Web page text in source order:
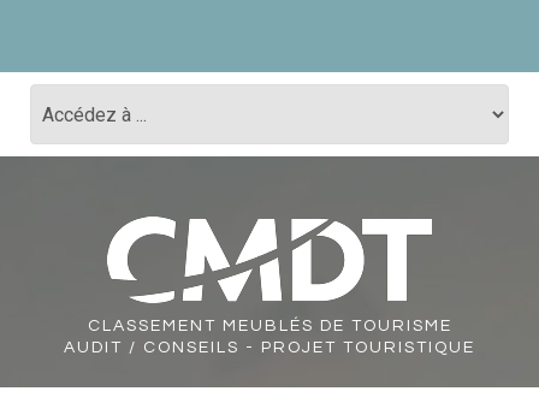
CLASSEMENT
MEUBLÉS DE TOURISME
AUDIT / CONSEILS - PROJET TOURISTIQUE